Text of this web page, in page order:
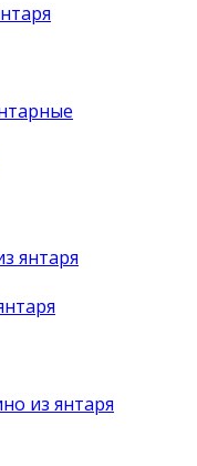
янтаря
из янтаря